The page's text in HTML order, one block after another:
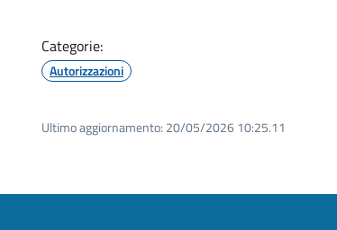
Categorie:
Autorizzazioni
Ultimo aggiornamento: 20/05/2026 10:25.11